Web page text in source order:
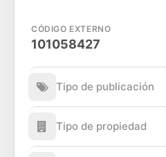
CÓDIGO EXTERNO
101058427
Tipo de publicación
Tipo de propiedad